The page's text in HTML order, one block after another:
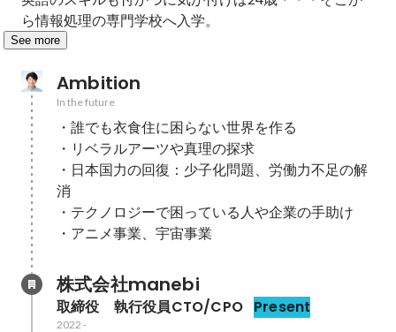
ら情報処理の専門学校へ入学。
See more
Ambition
In the future
・誰でも衣食住に困らない世界を作る
・リベラルアーツや真理の探求
・日本国力の回復：少子化問題、労働力不足の解
消
・テクノロジーで困っている人や企業の手助け
・アニメ事業、宇宙事業
株式会社manebi
取締役　執行役員CTO/CPO Present
2022 -